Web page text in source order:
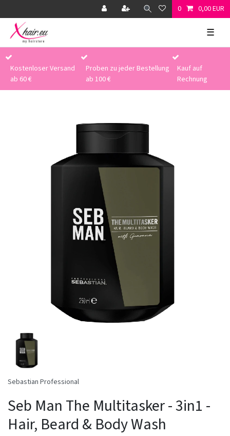
0 0,00 EUR
☰
Kostenloser Versand
ab 60 €
Proben zu jeder Bestellung
ab 100 €
Kauf auf
Rechnung
Sebastian Professional
Seb Man The Multitasker - 3in1 -
Hair, Beard & Body Wash